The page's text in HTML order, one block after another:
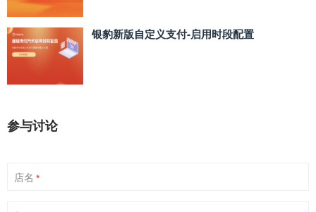
银豹新版自定义支付‑启用时段配置
参与讨论
店名 *